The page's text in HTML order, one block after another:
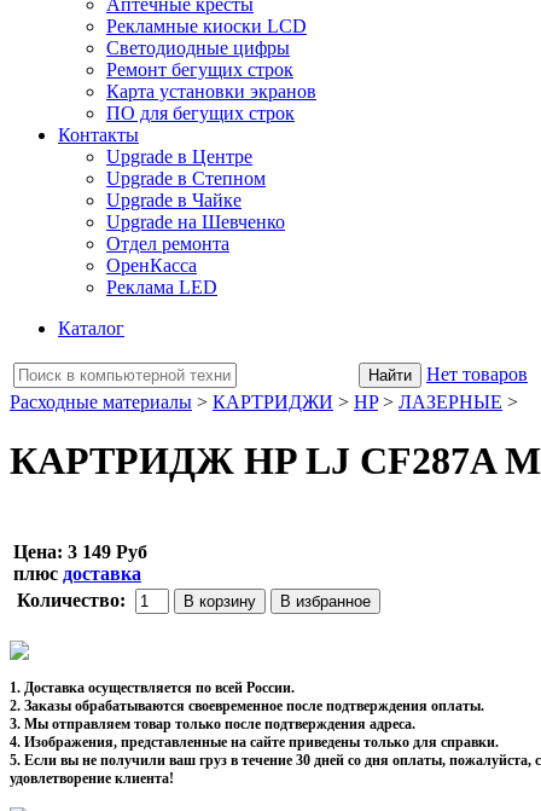
Рекламные киоски LCD
Светодиодные цифры
Ремонт бегущих строк
Карта установки экранов
ПО для бегущих строк
Контакты
Upgrade в Центре
Upgrade в Степном
Upgrade в Чайке
Upgrade на Шевченко
Отдел ремонта
ОренКасса
Реклама LED
Каталог
Нет товаров
Расходные материалы > КАРТРИДЖИ > HP> ЛАЗЕРНЫЕ >
КАРТРИДЖ HP LJ CF287A
Цена: 3 149 Руб
плюс доставка
Количество:
1. Доставка осуществляется по всей России.
2. Заказы обрабатываются своевременное после подтверждения оплаты.
3. Мы отправляем товар только после подтверждения адреса.
4. Изображения, представленные на сайте приведены только для справки.
5. Если вы не получили ваш груз в течение 30 дней со дня оплаты,
удовлетворение клиента!